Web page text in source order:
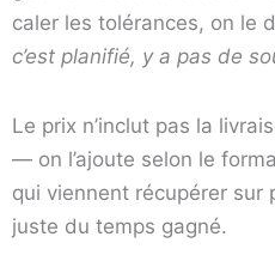
caler les tolérances, on le
c’est planifié, y a pas de
Le prix n’inclut pas la
— on l’ajoute selon le
qui viennent récupérer sur
juste du temps gagné.